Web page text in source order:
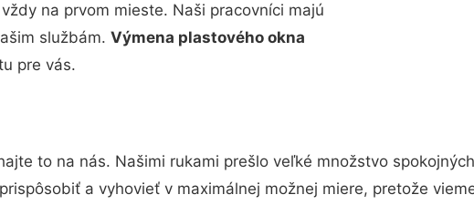
na prvom mieste. Naši pracovníci majú
službám. Výmena plastového okna
pre vás.
to na nás. Našimi rukami prešlo veľké množstvo
a vyhovieť v maximálnej možnej miere, pretože